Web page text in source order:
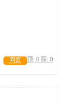
顶: 0 踩: 0
回复